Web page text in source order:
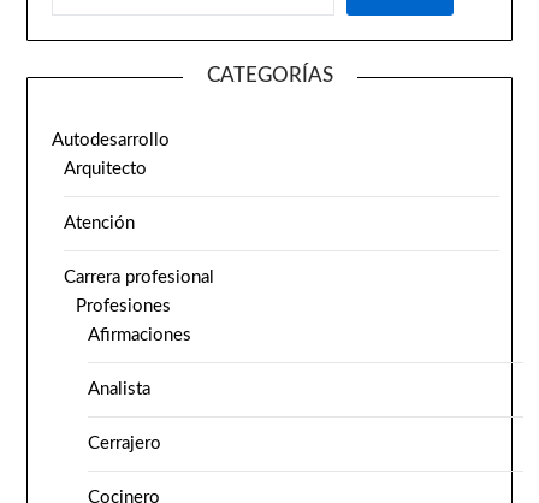
CATEGORÍAS
Autodesarrollo
Arquitecto
Atención
Carrera profesional
Profesiones
Afirmaciones
Analista
Cerrajero
Cocinero